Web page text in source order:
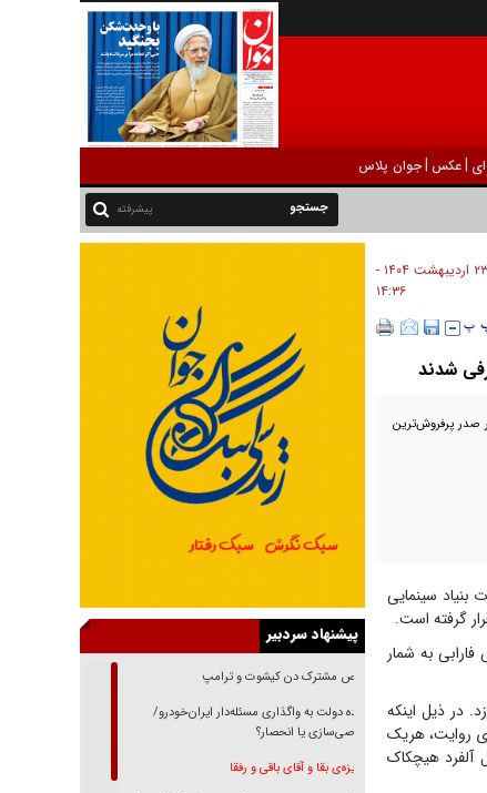
|عکس |جوان پلاس
پیشرفته
۲۳ ارديبهشت ۱۴۰۴ -
۱۴:۳۶
شدند
صدر پرفروش‌ترین
بنیاد سینمایی
گرفته است.
به شمار
در ذیل اینکه
روایت، هریک
آلفرد هیچکاک
پیشنهاد سردبیر
رقص مشترک دن کیشوت و ترامپ
دنده دولت به واگذاری مسئله‌دار ایران‌خودرو/
خصوصی‌سازی یا انحصار؟
غریزه‌ی بقا و آقای باقی و رفقا